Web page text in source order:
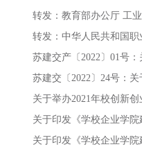
转发：教育部办公厅 工
转发：中华人民共和国职
苏建交产〔2022〕01号
苏建交〔2022〕24号：
关于举办2021年校创新
关于印发《学校企业学
关于印发《学校企业学